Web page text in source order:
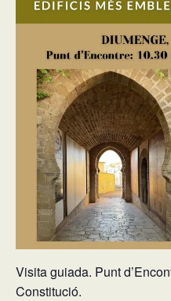
Visita guiada. Punt
Constitució.